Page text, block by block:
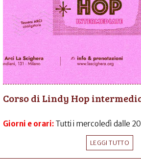
Corso di Lindy Hop
Giorni e orari: Tutti i mercoledì dalle
LEGGI TUTTO